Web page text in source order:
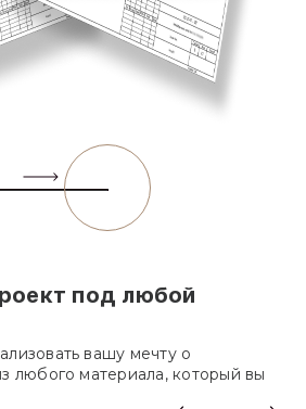
под любой
вашу мечту о
любого материала, который вы